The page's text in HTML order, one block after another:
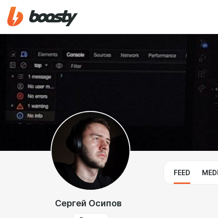
Сергей Осипов
FEED